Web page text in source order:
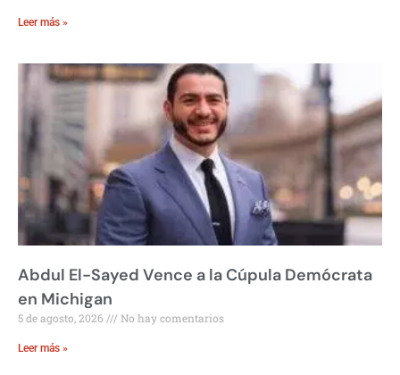
Leer más »
Abdul El-Sayed Vence a la Cúpula Demócrata
en Michigan
5 de agosto, 2026 No hay comentarios
Leer más »